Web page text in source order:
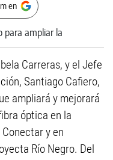
en
Carreras, y el Jefe
Santiago Cafiero,
ampliará y mejorará
óptica en la
y en
Río Negro. Del